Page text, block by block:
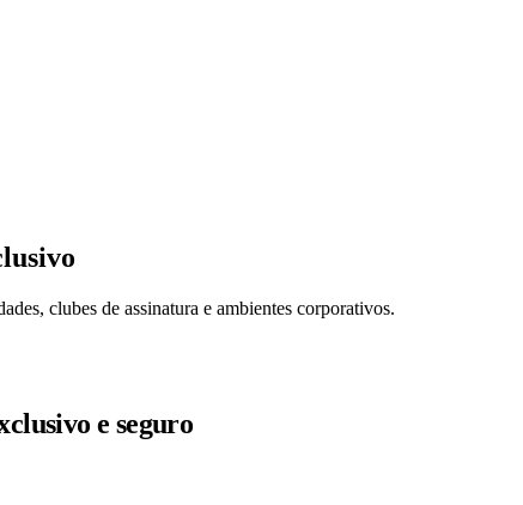
clubes de assinatura e ambientes corporativos.
e seguro